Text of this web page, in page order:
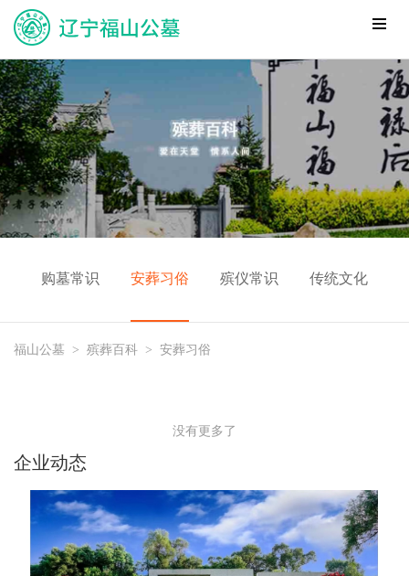
购墓常识 安葬习俗 殡仪常识 传统文化
福山公墓 > 殡葬百科 > 安葬习俗
没有更多了
企业动态